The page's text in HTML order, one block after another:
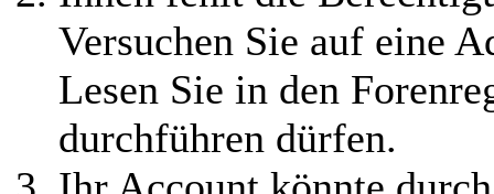
Versuchen Sie auf eine
Lesen Sie in den
durchführen dürfen.